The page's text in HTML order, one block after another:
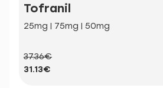
Tofranil
25mg | 75mg | 50mg
37.36€
31.13€